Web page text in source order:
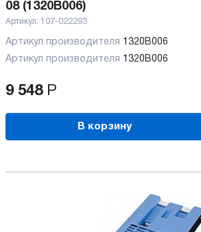
08 (1320B006)
Артикул: 107-022293
Артикул производителя 1320B006
Артикул производителя 1320B006
9 548 Р
В корзину